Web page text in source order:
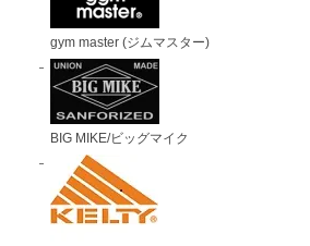
gym master (ジムマスター)
BIG MIKE/ビッグマイク